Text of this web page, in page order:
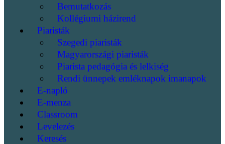
Bemutatkozás
Kollégiumi házirend
Piaristák
Szegedi piaristák
Magyarországi piaristák
Piarista pedagógia és lelkiség
Rendi ünnepek emléknapok imanapok
E-napló
E-menza
Classroom
Levelezés
Keresés